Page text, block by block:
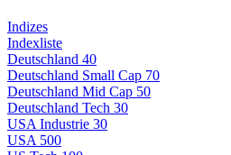
Indizes
Indexliste
Deutschland 40
Deutschland Small Cap 70
Deutschland Mid Cap 50
Deutschland Tech 30
USA Industrie 30
USA 500